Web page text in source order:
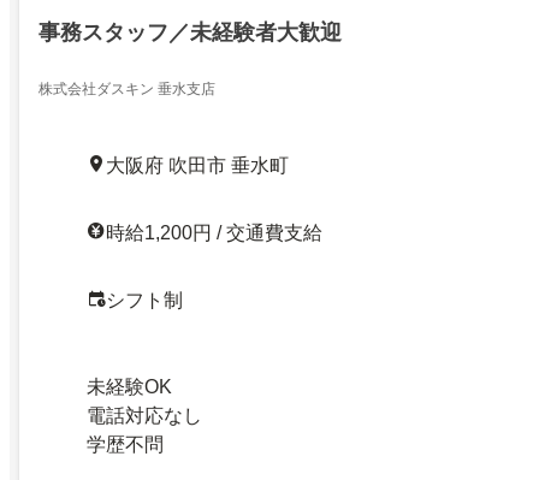
事務スタッフ／未経験者大歓迎
株式会社ダスキン 垂水支店
大阪府 吹田市 垂水町
時給1,200円 / 交通費支給
シフト制
未経験OK
電話対応なし
学歴不問